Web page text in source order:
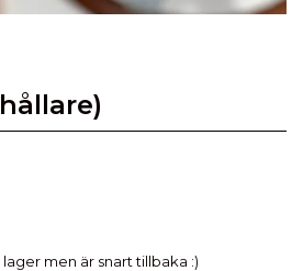
men är snart tillbaka :)